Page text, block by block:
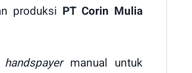
produksi PT Corin Mulia
handspayermanual untuk